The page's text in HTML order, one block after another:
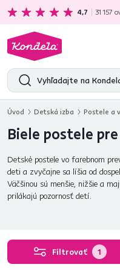
Ekologická doprava
4,7 31 157
Úvod Detská izba Postele a
Biele postele
Detské postele vo farebnom
deti a zvyčajne sa líšia od
Väčšinou sú menšie, nižšie a
prilákajú pozornosť detí.
Filtrovať 1